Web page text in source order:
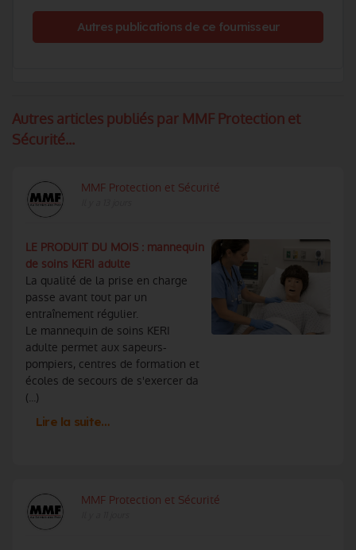
Autres publications de ce fournisseur
Autres articles publiés par MMF Protection et
Sécurité...
MMF Protection et Sécurité
LE PRODUIT DU MOIS : mannequin
de soins KERI adulte
La qualité de la prise en charge
passe avant tout par un
entraînement régulier.
Le mannequin de soins KERI
adulte permet aux sapeurs-
pompiers, centres de formation et
écoles de secours de s'exercer da
(...)
Lire la suite…
MMF Protection et Sécurité